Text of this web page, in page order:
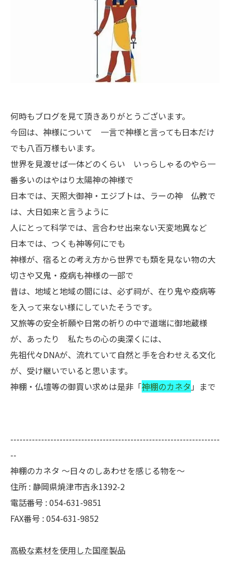
何時もブログを見て頂きありがとうございます。
今回は、神様について 一言で神様と言っても日本だけ
でも八百万様もいます。
世界を見渡せば一体どのくらい いっらしゃるのやら一
番多いのはやはり太陽神の神様で
日本では、天照大御神・エジブトは、ラーの神 仏教で
は、大日如来と言うように
人にとって科学では、言合わせ出来ない天変地異など
日本では、つくも神等何にでも
神様が、宿るとの考え方から世界でも類を見ない物の大
切さや又鬼・疫病も神様の一部で
昔は、地域と地域の間には、必ず祠が、在り鬼や疫病等
を入って来ない様にしていたそうです。
又旅等の安全祈願や日常の祈りの中で道端に御地蔵様
が、あったり 私たちの心の奥深くには、
先祖代々DNAが、流れていて自然と手を合わせえる文化
が、受け継いでいると思います。
神棚・仏壇等の御買い求めは是非「神棚のカネタ 」まで
--------------------------------------------------------------------
--
神棚のカネタ ～日々のしあわせを感じる物を～
住所 : 静岡県焼津市吉永1392-2
電話番号 : 054-631-9851
FAX番号 : 054-631-9852
高級な素材を使用した国産製品